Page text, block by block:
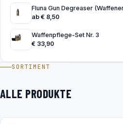
Fluna Gun Degreaser
ab € 8,50
Waffenpflege-Set Nr. 3
€ 33,90
SORTIMENT
ALLE PRODUKTE